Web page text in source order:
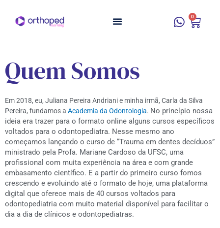
0
Quem Somos
Em 2018, eu, Juliana Pereira Andriani e minha irmã, Carla da Silva
Pereira, fundamos a Academia da Odontologia. No princípio nossa
ideia era trazer para o formato online alguns cursos específicos
voltados para o odontopediatra. Nesse mesmo ano
começamos lançando o curso de “Trauma em dentes decíduos”
ministrado pela Profa. Mariane Cardoso da UFSC, uma
profissional com muita experiência na área e com grande
embasamento científico. E a partir do primeiro curso fomos
crescendo e evoluindo até o formato de hoje, uma plataforma
digital que oferece mais de 40 cursos voltados para
odontopediatria com muito material disponível para facilitar o
dia a dia de clínicos e odontopediatras.